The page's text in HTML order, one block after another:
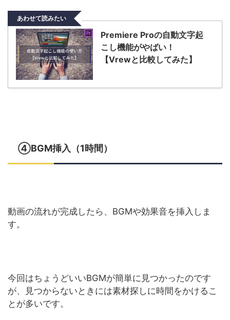
あわせて読みたい
Premiere Proの自動文字起
こし機能がやばい！
【Vrewと比較してみた】
④BGM挿入（1時間）
動画の流れが完成したら、BGMや効果音を挿入しま
す。
今回はちょうどいいBGMが簡単に見つかったのです
が、見つからないときには素材探しに時間をかけるこ
とが多いです。